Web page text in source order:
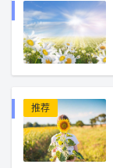
推荐